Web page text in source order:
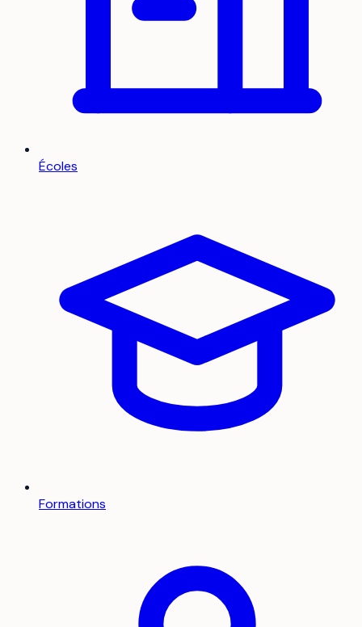
Écoles
Formations